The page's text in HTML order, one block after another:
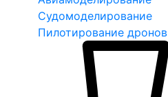
Судомоделирование
Пилотирование дронов